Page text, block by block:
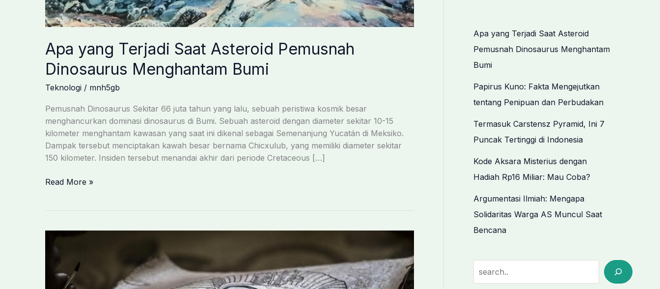
Apa yang Terjadi Saat Asteroid Pemusnah
Dinosaurus Menghantam Bumi
Teknologi / mnh5gb
Pemusnah Dinosaurus Sekitar 66 juta tahun yang lalu, sebuah peristiwa kosmik besar
menghancurkan dominasi dinosaurus di Bumi. Sebuah asteroid dengan diameter sekitar 10-15
kilometer menghantam kawasan yang saat ini dikenal sebagai Semenanjung Yucatán di Meksiko.
Dampak tersebut menciptakan kawah besar bernama Chicxulub, yang memiliki diameter sekitar
150 kilometer. Insiden tersebut menandai akhir dari periode Cretaceous […]
Apa
Asteroid
Dinosaurus
Menghantam
Bumi
Read More »
Apa yang Terjadi Saat Asteroid
Pemusnah Dinosaurus Menghantam
Bumi
Papirus Kuno: Fakta Mengejutkan
tentang Penipuan dan Perbudakan
Termasuk Carstensz Pyramid, Ini 7
Puncak Tertinggi di Indonesia
Kode Aksara Misterius dengan
Hadiah Rp16 Miliar: Mau Coba?
Argumentasi Ilmiah: Mengapa
Solidaritas Warga AS Muncul Saat
Bencana